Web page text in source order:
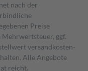
nach der
Preise
ggf.
versand­kosten­
Alle Angebote
reicht.